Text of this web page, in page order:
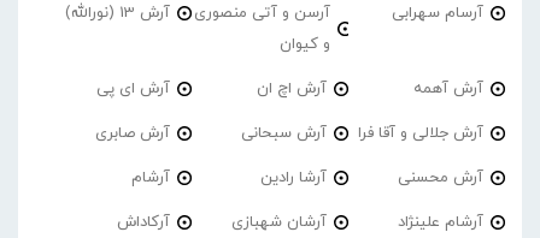
آرسام سهرابی
آرسن و آتی منصوری
و کیوان
آرش 13 (نورالله)
آرش آهمه آرش اچ ان آرش ای پی
آرش جلالی و آقا فرا آرش سبحانی آرش صابری
آرش محسنی آرشا رادین آرشام
آرشام علینژاد آرشان شهبازی آرکاداش